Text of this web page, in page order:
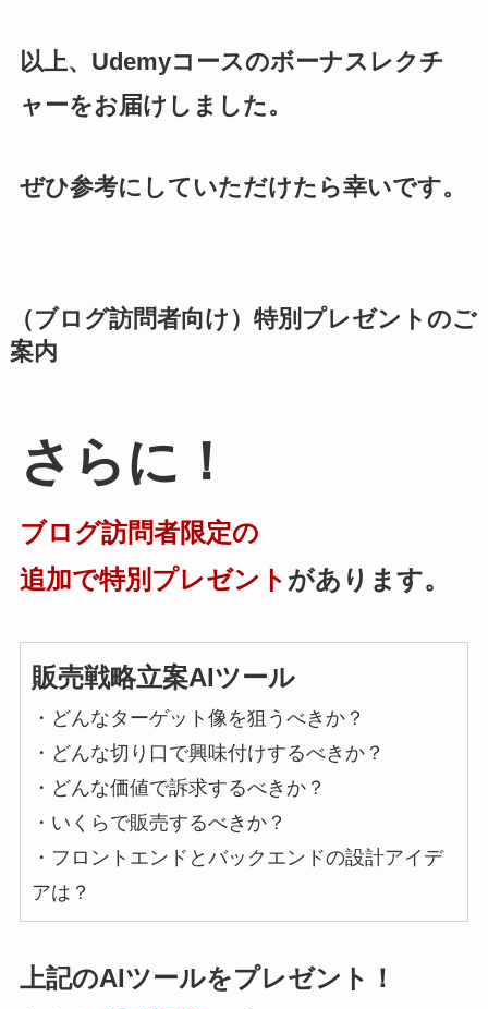
以上、Udemyコースのボーナスレクチ
ャーをお届けしました。
ぜひ参考にしていただけたら幸いです。
（ブログ訪問者向け）特別プレゼントのご
案内
さらに！
ブログ訪問者限定の
追加で特別プレゼント があります。
販売戦略立案AIツール
・どんなターゲット像を狙うべきか？
・どんな切り口で興味付けするべきか？
・どんな価値で訴求するべきか？
・いくらで販売するべきか？
・フロントエンドとバックエンドの設計アイデ
アは？
上記のAIツールをプレゼント！